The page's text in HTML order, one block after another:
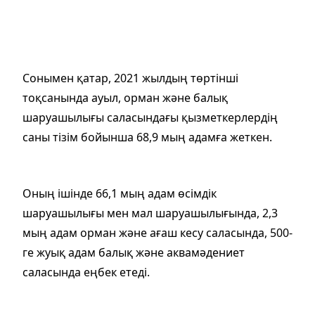
Сонымен қатар, 2021 жылдың төртінші
тоқсанында ауыл, орман және балық
шаруашылығы саласындағы қызметкерлердің
саны тізім бойынша 68,9 мың адамға жеткен.
Оның ішінде 66,1 мың адам өсімдік
шаруашылығы мен мал шаруашылығында, 2,3
мың адам орман және ағаш кесу саласында, 500-
ге жуық адам балық және аквамәдениет
саласында еңбек етеді.